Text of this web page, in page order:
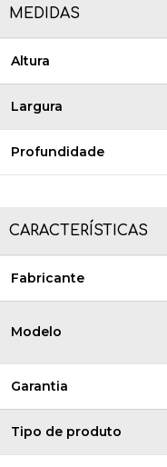
MEDIDAS
Altura
Largura
Profundidade
CARACTERÍSTICAS
Fabricante
Modelo
Garantia
Tipo de produto